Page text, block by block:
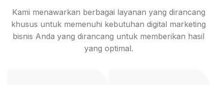
Kami menawarkan berbagai layanan yang dirancang
khusus untuk memenuhi kebutuhan digital marketing
bisnis Anda yang dirancang untuk memberikan hasil
yang optimal.